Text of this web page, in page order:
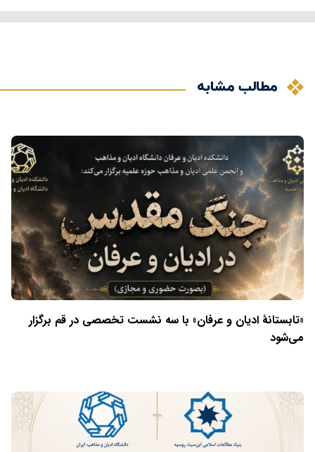
مطالب مشابه
«تابستانهٔ ادیان و عرفان» با سه نشست تخصصی در قم برگزار
می‌شود